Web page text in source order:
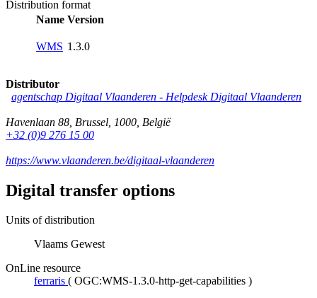
Distribution format
Name Version
WMS 1.3.0
Distributor
agentschap Digitaal Vlaanderen - Helpdesk Digitaal Vlaanderen
Havenlaan 88 Brussel 1000 België
+32 (0)9 276 15 00
https://www.vlaanderen.be/digitaal-vlaanderen
Digital transfer options
Units of distribution
Vlaams Gewest
OnLine resource
ferraris ( OGC:WMS-1.3.0-http-get-capabilities )